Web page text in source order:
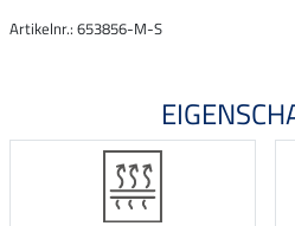
Artikelnr.: 653856-M-S